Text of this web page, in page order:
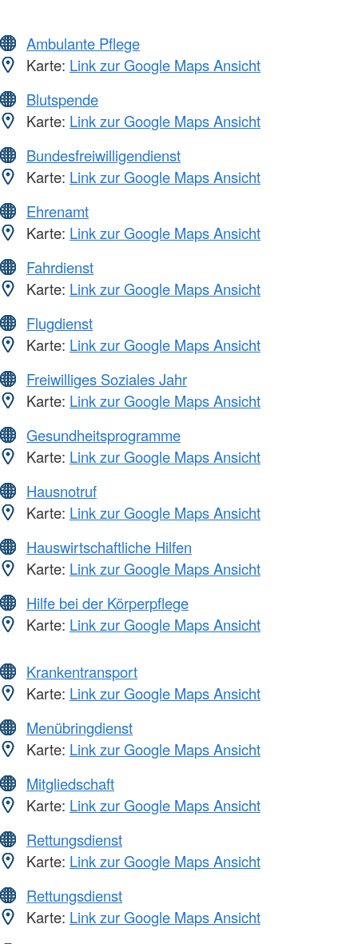
Ambulante Pflege
Karte: Link zur Google Maps Ansicht
Blutspende
Karte: Link zur Google Maps Ansicht
Bundesfreiwilligendienst
Karte: Link zur Google Maps Ansicht
Ehrenamt
Karte: Link zur Google Maps Ansicht
Fahrdienst
Karte: Link zur Google Maps Ansicht
Flugdienst
Karte: Link zur Google Maps Ansicht
Freiwilliges Soziales Jahr
Karte: Link zur Google Maps Ansicht
Gesundheitsprogramme
Karte: Link zur Google Maps Ansicht
Hausnotruf
Karte: Link zur Google Maps Ansicht
Hauswirtschaftliche Hilfen
Karte: Link zur Google Maps Ansicht
Hilfe bei der Körperpflege
Karte: Link zur Google Maps Ansicht
Krankentransport
Karte: Link zur Google Maps Ansicht
Menübringdienst
Karte: Link zur Google Maps Ansicht
Mitgliedschaft
Karte: Link zur Google Maps Ansicht
Rettungsdienst
Karte: Link zur Google Maps Ansicht
Rettungsdienst
Karte: Link zur Google Maps Ansicht